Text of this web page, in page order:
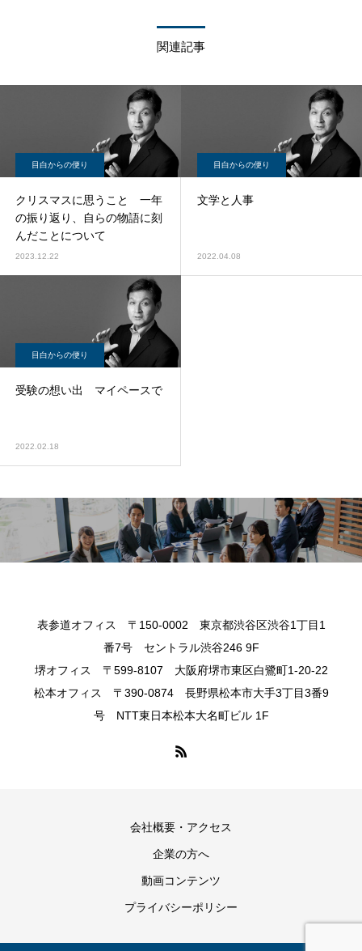
関連記事
目白からの便り
クリスマスに思うこと 一年
の振り返り、自らの物語に刻
んだことについて
2023.12.22
目白からの便り
文学と人事
2022.04.08
目白からの便り
受験の想い出 マイペースで
2022.02.18
表参道オフィス 〒150-0002 東京都渋谷区渋谷1丁目1
番7号 セントラル渋谷246 9F
堺オフィス 〒599-8107 大阪府堺市東区白鷺町1-20-22
松本オフィス 〒390-0874 長野県松本市大手3丁目3番9
号 NTT東日本松本大名町ビル 1F
会社概要・アクセス
企業の方へ
動画コンテンツ
プライバシーポリシー